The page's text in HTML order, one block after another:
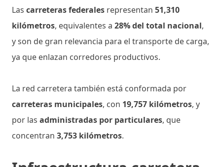
Las carreteras federales representan 51,310
kilómetros, equivalentes a 28% del total nacional,
y son de gran relevancia para el transporte de carga,
ya que enlazan corredores productivos.
La red carretera también está conformada por
carreteras municipales, con 19,757 kilómetros, y
por las administradas por particulares, que
concentran 3,753 kilómetros.